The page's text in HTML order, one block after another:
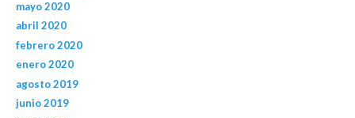
mayo 2020
abril 2020
febrero 2020
enero 2020
agosto 2019
junio 2019